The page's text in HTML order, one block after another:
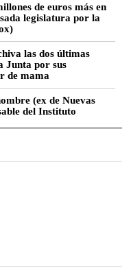
de euros más en
legislatura por la
las dos últimas
Junta por sus
de mama
(ex de Nuevas
del Instituto